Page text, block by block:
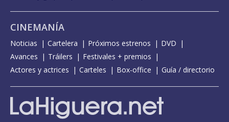
CINEMANÍA
Noticias Cartelera Próximos estrenos
DVD
Avances
Tráilers
Festivales + premios
Actores y actrices
Carteles Box-office Guía / directorio